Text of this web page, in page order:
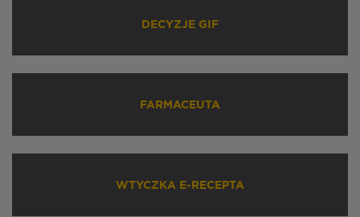
DECYZJE GIF
FARMACEUTA
WTYCZKA E-RECEPTA